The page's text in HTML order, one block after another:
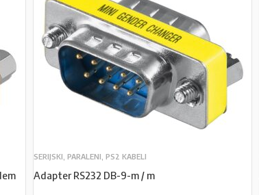
SERIJSKI, PARALENI, PS2 KABELI
Adapter RS232 DB-9-m / m